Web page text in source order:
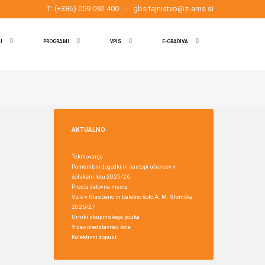
T: (+386) 059 092 400 gbs.tajnistvo@z-ams.si
PROGRAMI VPIS E-GRADIVA
AKTUALNO
Tekmovanja
Pomembni dogodki in nastopi učencev v
šolskem letu 2025/26
Prosta delovna mesta
Vpis v Glasbeno in baletno šolo A. M. Slomška
2026/27
Urniki skupinskega pouka
Video predstavitev šole
Kolektivni dopust